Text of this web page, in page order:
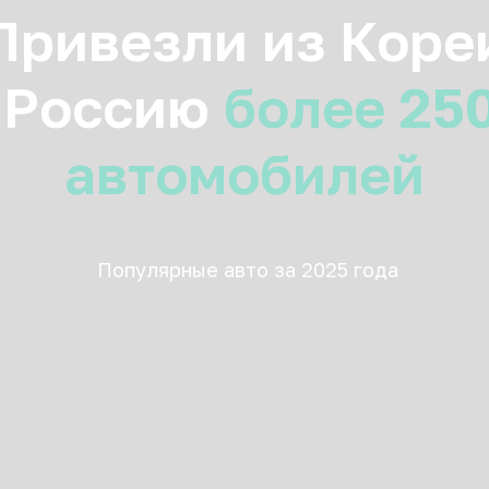
из
более
автомобилей
Популярные авто за 2025 года